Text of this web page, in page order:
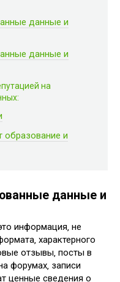
данные и
данные и
на
образование и
данные и
информация‚ не
характерного
отзывы‚ посты в
форумах‚ записи
ценные сведения о